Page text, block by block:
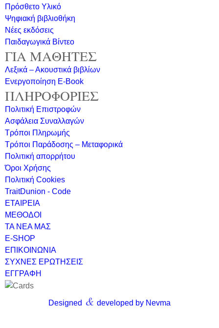
Πρόσθετο Υλικό
Ψηφιακή βιβλιοθήκη
Νέες εκδόσεις
Παιδαγωγικά Βίντεο
ΓΙΑ ΜΑΘΗΤΕΣ
Λεξικά – Ακουστικά βιβλίων
Ενεργοποίηση E-Book
ΠΛΗΡΟΦΟΡΙΕΣ
Πολιτική Επιστροφών
Ασφάλεια Συναλλαγών
Τρόποι Πληρωμής
Τρόποι Παράδοσης – Μεταφορικά
Πολιτική απορρήτου
Όροι Χρήσης
Πολιτική Cookies
TraitDunion - Code
ΕΤΑΙΡΕΙΑ
ΜΕΘΟΔΟΙ
ΤΑ ΝΕΑ ΜΑΣ
E-SHOP
ΕΠΙΚΟΙΝΩΝΙΑ
ΣΥΧΝΕΣ ΕΡΩΤΗΣΕΙΣ
ΕΓΓΡΑΦΗ
Designed & developed by Nevma